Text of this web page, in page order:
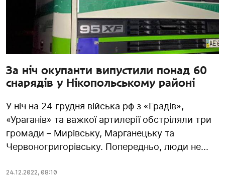
За ніч окупанти випустили понад 60
снарядів у Нікопольському районі
У ніч на 24 грудня війська рф з «Градів»,
«Ураганів» та важкої артилерії обстріляли три
громади – Мирівську, Марганецьку та
Червоногригорівську. Попередньо, люди не...
24.12.2022, 08:10